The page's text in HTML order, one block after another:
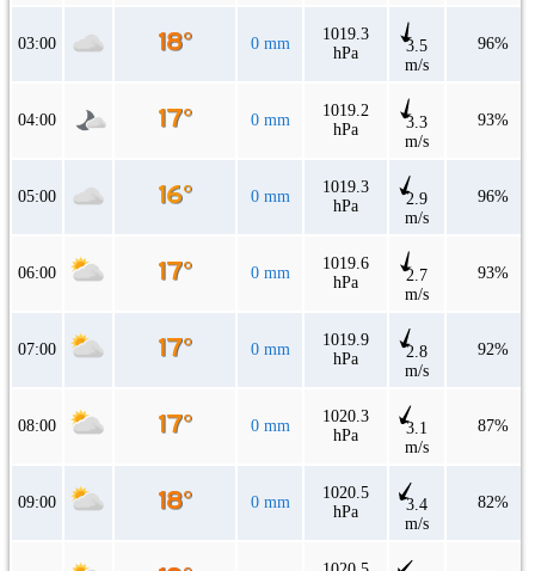
03:00 0 mm
1019.3
hPa
3.5
m/s
96%
04:00 0 mm
1019.2
hPa
3.3
m/s
93%
05:00 0 mm
1019.3
hPa
2.9
m/s
96%
06:00 0 mm
1019.6
hPa
2.7
m/s
93%
07:00 0 mm
1019.9
hPa
2.8
m/s
92%
08:00 0 mm
1020.3
hPa
3.1
m/s
87%
09:00 0 mm
1020.5
hPa
3.4
m/s
82%